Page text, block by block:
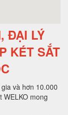
ĐẠI LÝ
KÉT SẮT
và hơn 10.000
WELKO mong